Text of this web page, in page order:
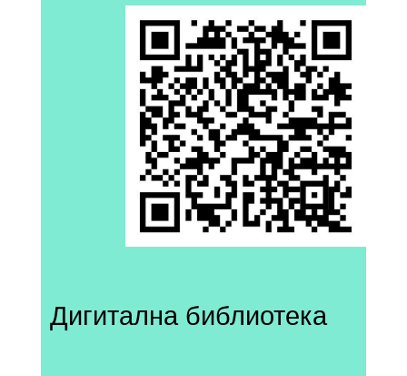
Дигитална библиотека